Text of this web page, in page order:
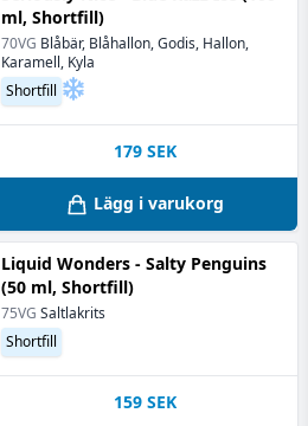
ml, Shortfill)
70VG Blåbär, Blåhallon, Godis, Hallon,
Karamell, Kyla
Shortfill
179 SEK
Lägg i varukorg
Liquid Wonders - Salty Penguins
(50 ml, Shortfill)
75VG Saltlakrits
Shortfill
159 SEK